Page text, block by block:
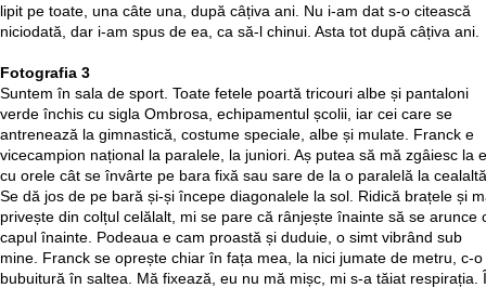
lipit pe toate, una câte una, după câțiva ani. Nu i-am dat s-o citească
niciodată, dar i-am spus de ea, ca să-l chinui. Asta tot după câțiva ani.
Fotografia 3
Suntem în sala de sport. Toate fetele poartă tricouri albe și pantaloni
verde închis cu sigla Ombrosa, echipamentul școlii, iar cei care se
antrenează la gimnastică, costume speciale, albe și mulate. Franck e
vicecampion național la paralele, la juniori. Aș putea să mă zgâiesc la
cu orele cât se învârte pe bara fixă sau sare de la o paralelă la
Se dă jos de pe bară și-și începe diagonalele la sol. Ridică brațele și
privește din colțul celălalt, mi se pare că rânjește înainte să se arunce
capul înainte. Podeaua e cam proastă și duduie, o simt vibrând sub
mine. Franck se oprește chiar în fața mea, la nici jumate de metru, c-o
bubuitură în saltea. Mă fixează, eu nu mă mișc, mi s-a tăiat respirația.